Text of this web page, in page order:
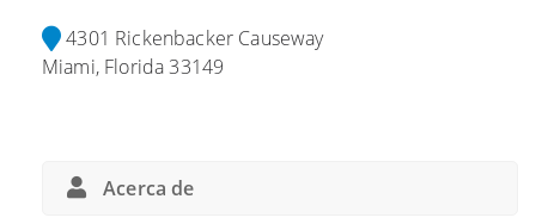
4301 Rickenbacker Causeway
Miami, Florida 33149
Acerca de